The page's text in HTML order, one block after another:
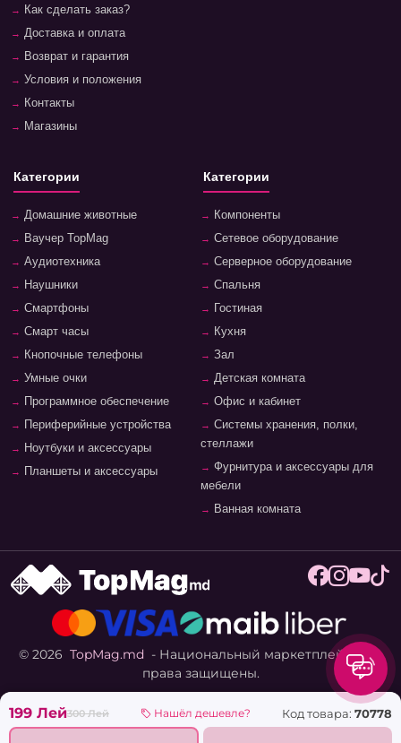
199 Лей300 Лей Нашёл дешевле? Код товара: 70778
Как сделать заказ?
Доставка и оплата
Возврат и гарантия
Условия и положения
Контакты
Магазины
Категории
Домашние животные
Ваучер TopMag
Аудиотехника
Наушники
Смартфоны
Смарт часы
Кнопочные телефоны
Умные очки
Программное обеспечение
Периферийные устройства
Ноутбуки и аксессуары
Планшеты и аксессуары
Категории
Компоненты
Сетевое оборудование
Серверное оборудование
Спальня
Гостиная
Кухня
Зал
Детская комната
Офис и кабинет
Системы хранения, полки,
стеллажи
Фурнитура и аксессуары для
мебели
Ванная комната
© 2026 TopMag.md - Национальный маркетплейс. Все
права защищены.